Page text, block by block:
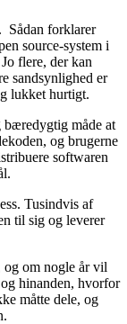
Sådan forklarer
source-system i
flere, der kan
sandsynlighed er
lukket hurtigt.
bæredygtig måde at
og brugerne
softwaren
Tusindvis af
til sig og leverer
og om nogle år vil
hinanden, hvorfor
måtte dele, og